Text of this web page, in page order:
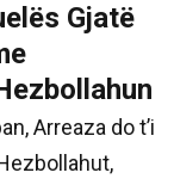
Gjatë
Arreaza do t’i